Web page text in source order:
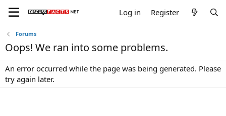
Log in Register
Forums
Oops! We ran into some problems.
An error occurred while the page was being generated. Please
try again later.